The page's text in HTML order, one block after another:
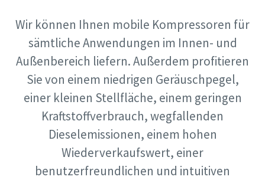
Wir können Ihnen mobile Kompressoren für
sämtliche Anwendungen im Innen- und
Außenbereich liefern. Außerdem profitieren
Sie von einem niedrigen Geräuschpegel,
einer kleinen Stellfläche, einem geringen
Kraftstoffverbrauch, wegfallenden
Dieselemissionen, einem hohen
Wiederverkaufswert, einer
benutzerfreundlichen und intuitiven